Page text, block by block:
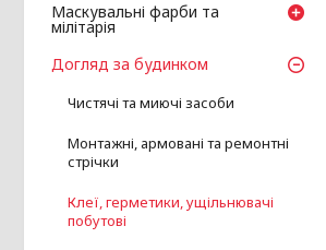
Маскувальні фарби та
мілітарія
Догляд за будинком
Чистячі та миючі засоби
Монтажні, армовані та ремонтні
стрічки
Клеї, герметики, ущільнювачі
побутові